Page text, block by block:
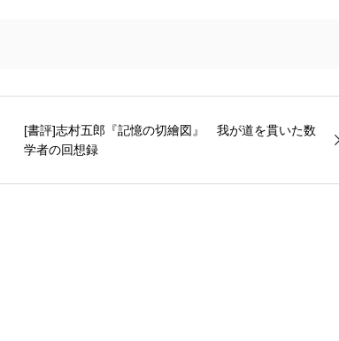
[書評]志村五郎『記憶の切繪図』 我が道を貫いた数
学者の回想録